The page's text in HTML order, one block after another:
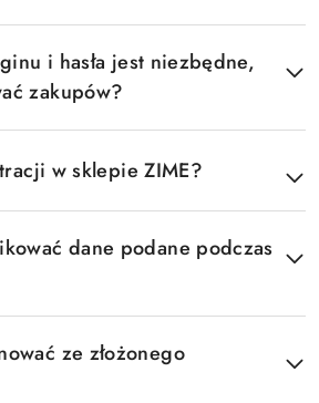
i hasła jest niezbędne,
zakupów?
w sklepie ZIME?
dane podane podczas
ze złożonego